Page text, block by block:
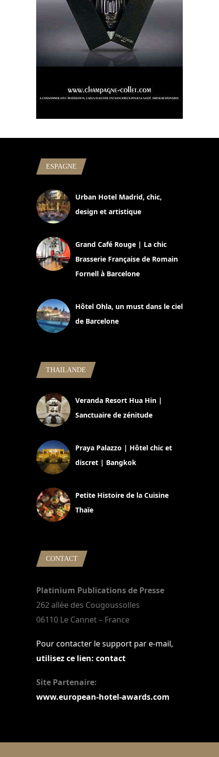
ESPAGNE
Urban Hotel Madrid, chic,
design et artistique
Grand Café Rouge | La chic
Brasserie Française de Romain
Fornell à Barcelone
Hôtel Ohla, un must dans le ciel
de Barcelone
THAILANDE
Veranda Resort Hua Hin |
Sanctuaire de zénitude
Praya Palazzo | Hôtel chic et
discret | Bangkok
Petite Histoire de la Cuisine
Thaïe
CONTACT
Platinium Publications de Presse
262 allée des Cougoussolles
06110 Le Cannet – France
Pour contacter le support par e-mail,
utilisez ce lien: contact
Site Partenaire:
www.european-hotel-awards.com